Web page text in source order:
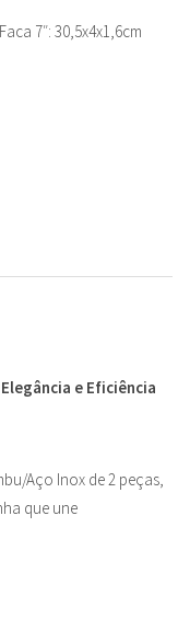
7″: 30,5x4x1,6cm
e Eficiência
Aço Inox de 2 peças,
que une